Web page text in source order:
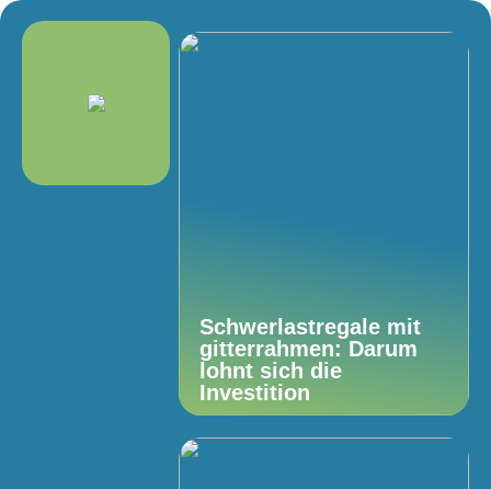
Schwerlastregale mit
gitterrahmen: Darum
lohnt sich die
Investition